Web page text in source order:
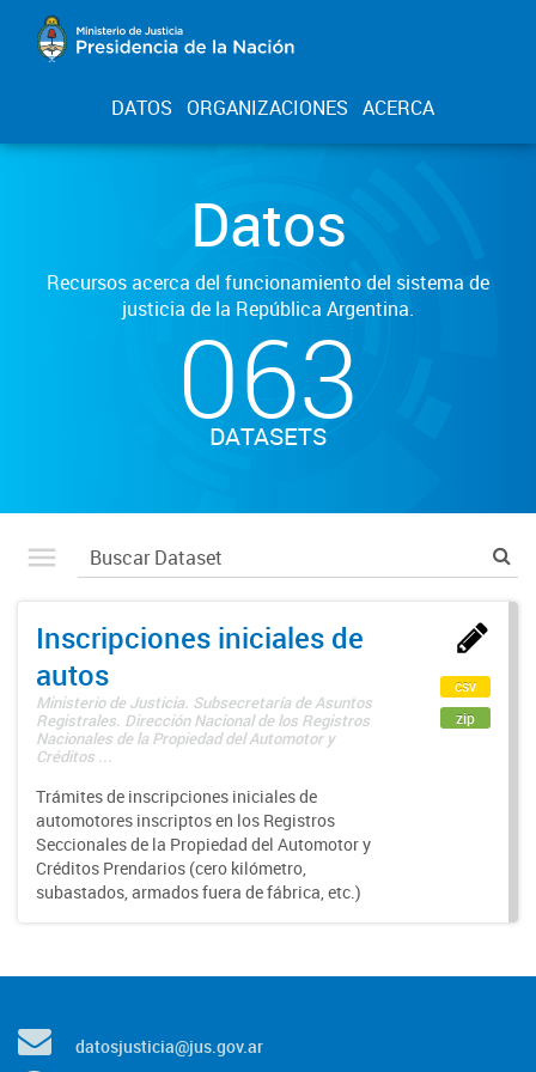
DATOS ORGANIZACIONES ACERCA
Datos
Recursos acerca del funcionamiento del sistema de
justicia de la República Argentina.
063
DATASETS
Inscripciones iniciales de
autos
Ministerio de Justicia. Subsecretaría de Asuntos
Registrales. Dirección Nacional de los Registros
Nacionales de la Propiedad del Automotor y
Créditos ...
Trámites de inscripciones iniciales de
automotores inscriptos en los Registros
Seccionales de la Propiedad del Automotor y
Créditos Prendarios (cero kilómetro,
subastados, armados fuera de fábrica, etc.)
csv
zip
datosjusticia@jus.gov.ar